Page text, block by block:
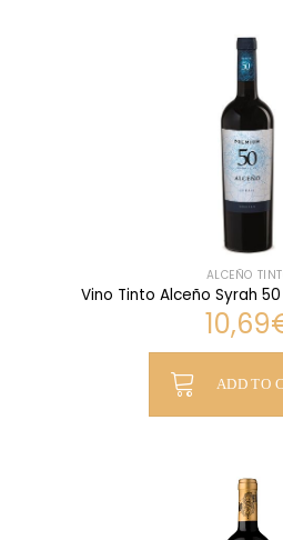
ALCEÑO
Vino Tinto Alceño Syrah
10,69
ADD TO